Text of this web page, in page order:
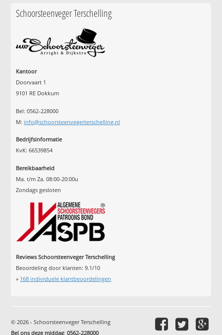
Schoorsteenveger Terschelling
Kantoor
Doorvaart 1
9101 RE Dokkum
Bel: 0562-228000
M: info@schoorsteenvegerterschelling.nl
Bedrijfsinformatie
KvK: 66539854
Bereikbaarheid
Ma. t/m Za. 08:00-20:00u
Zondags gesloten
Reviews Schoorsteenveger Terschelling
Beoordeling door klanten:9.1/10
» 168 individuele klantbeoordelingen
© 2026 - Schoorsteenveger Terschelling
Bel ons deze middag:0562-228000